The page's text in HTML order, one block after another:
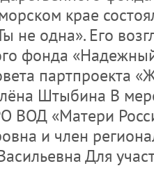
крае
не одна». Его
фонда
партпроекта
Штыбина В
ВОД «Матери
и член
Для